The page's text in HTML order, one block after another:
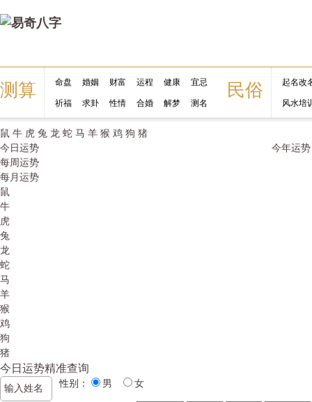
测算 命盘 婚姻 财富 运程 健康 宜忌
祈福 求卦 性情 合婚 解梦 测名
民俗 起名改
风水培
鼠 牛 虎 兔 龙 蛇 马 羊 猴 鸡 狗 猪
今日运势
每周运势
每月运势
今年运势
鼠
牛
虎
兔
龙
蛇
马
羊
猴
鸡
狗
猪
今日运势精准查询
性别： 男 女